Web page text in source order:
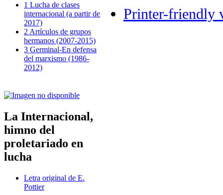
1 Lucha de clases
internacional (a partir de
2017)
2 Artículos de grupos
hermanos (2007-2015)
3 Germinal-En defensa
del marxismo (1986-
2012)
La Internacional,
himno del
proletariado en
lucha
Letra original de E.
Pottier
Printer-friendly